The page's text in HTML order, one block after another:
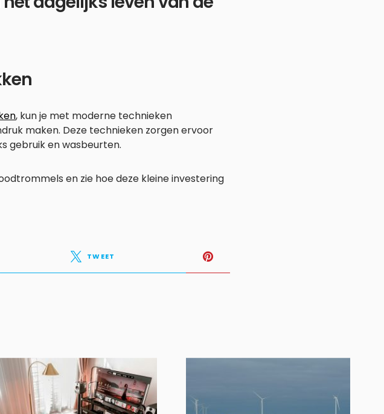
, kun je met moderne technieken
maken. Deze technieken zorgen ervoor
gebruik en wasbeurten.
en zie hoe deze kleine investering
TWEET